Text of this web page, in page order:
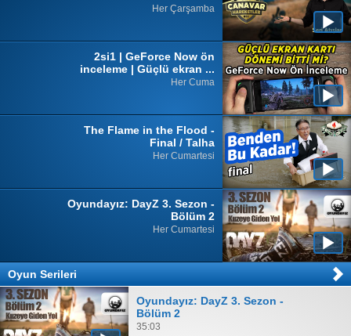
Her Çarşamba
2si1 | GeForce Now ön
inceleme | Güçlü ekran ...
Her Cuma
The Flame in the Flood -
Final / Talha
Her Cumartesi
Oyundayız: DayZ 3. Sezon -
Bölüm 2
Her Cumartesi
Oyun Serileri
Oyundayız: DayZ 3. Sezon -
Bölüm 2
35:03